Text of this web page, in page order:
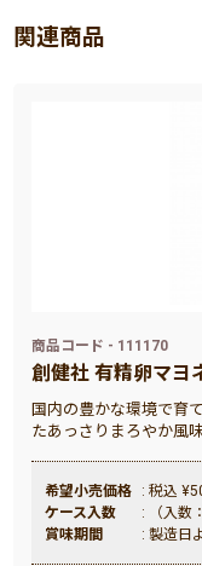
関連商品
商品コード - 111170
創健社 有精卵マヨ
国内の豊かな環境で育
たあっさりまろやか風
希望小売価格
: 税込
ケース入数
: （入数
賞味期間
: 製造日